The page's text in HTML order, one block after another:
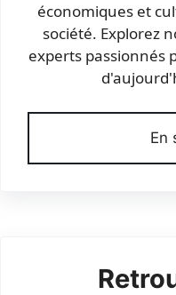
économiques et
société. Explorez
experts passionnés
En